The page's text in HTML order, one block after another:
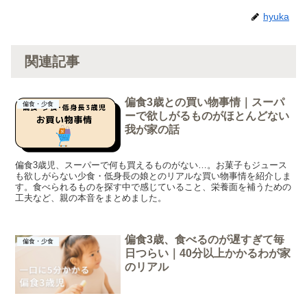
hyuka
関連記事
偏食・少食
偏食3歳との買い物事情｜スーパ
ーで欲しがるものがほとんどない
我が家の話
偏食3歳児、スーパーで何も買えるものがない…。お菓子もジュース
も欲しがらない少食・低身長の娘とのリアルな買い物事情を紹介しま
す。食べられるものを探す中で感じていること、栄養面を補うための
工夫など、親の本音をまとめました。
偏食・少食
偏食3歳、食べるのが遅すぎて毎
日つらい｜40分以上かかるわが家
のリアル